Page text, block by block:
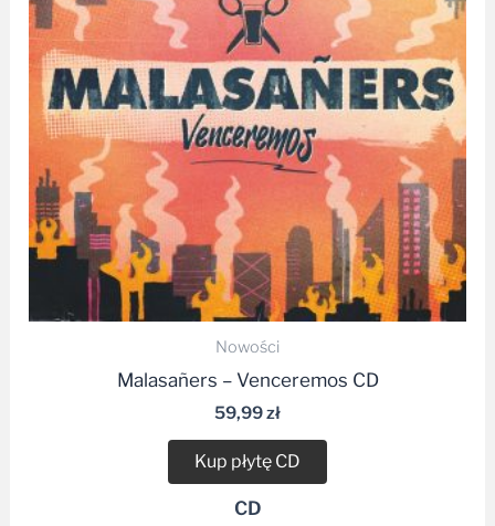
Nowości
Malasañers – Venceremos CD
59,99zł
Kup płytę CD
CD